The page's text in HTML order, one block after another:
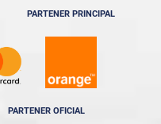
PARTENER PRINCIPAL
PARTENER OFICIAL